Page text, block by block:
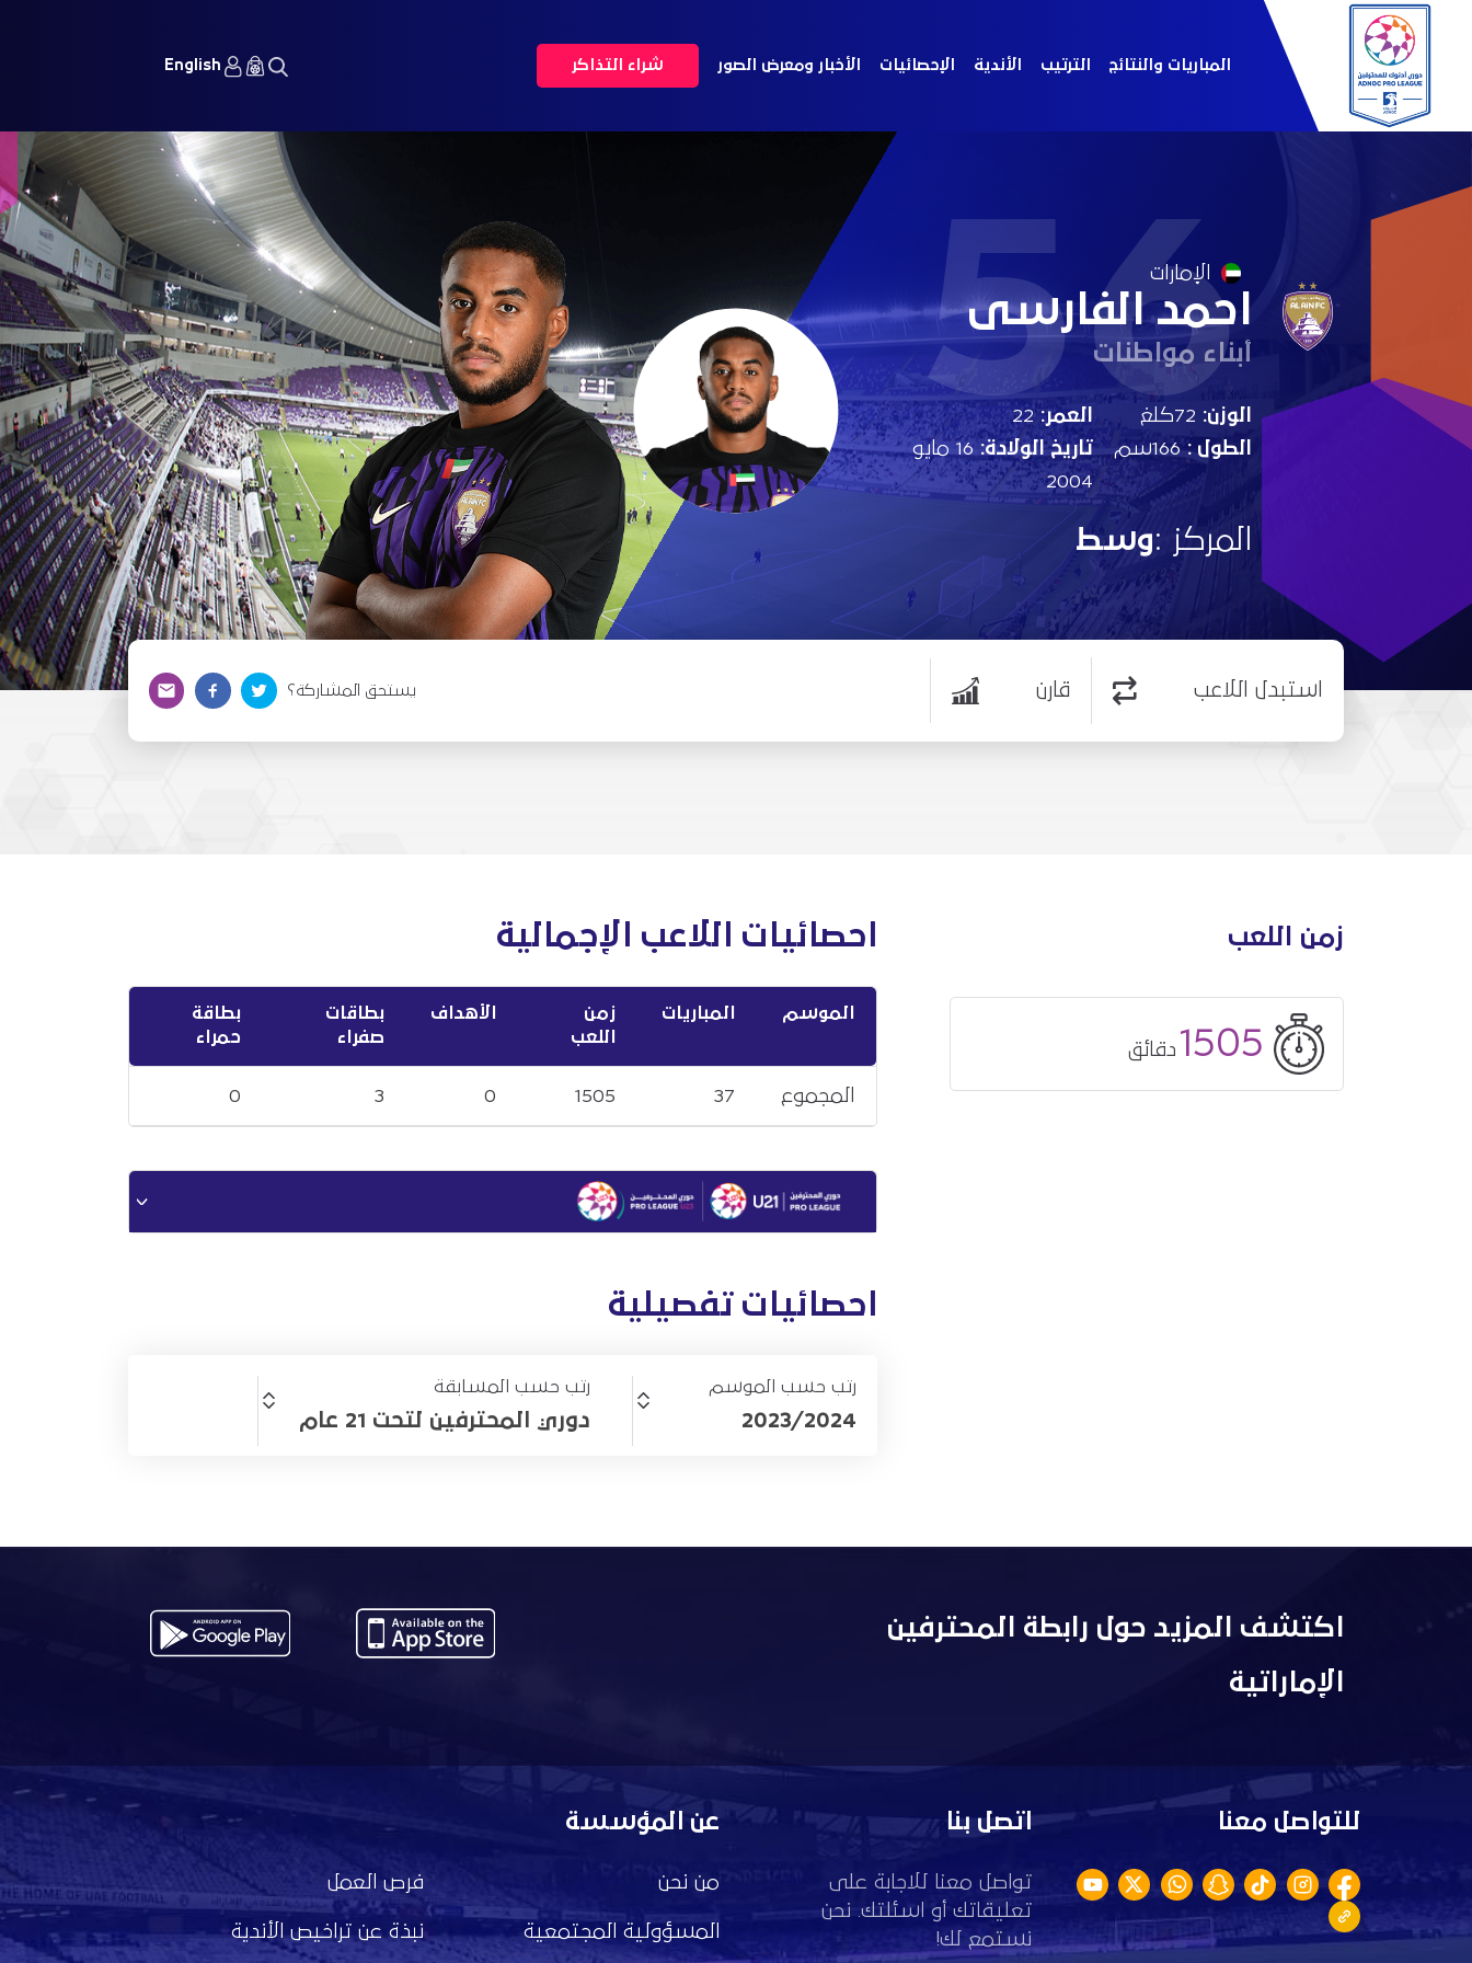
المباريات والنتائج الترتيب الأندية الإحصائيات الأخبار ومعرض الصور شراء التذاكر English
56
الإمارات
احمد الفارسى
أبناء مواطنات
الوزن:
الطول :166سم
العمر: 22
تاريخ الولادة:
16 مايو
2004
المركز :وسط
استبدل اللاعب قارن يستحق المشاركة؟
زمن اللعب
1505 دقائق
احصائيات اللاعب الإجمالية
الموسم المباريات
زمن
اللعب
الأهداف
بطاقات
صفراء
بطاقة
حمراء
المجموع 37
1505
0
3
0
احصائيات تفصيلية
رتب حسب الموسم
2023/2024
رتب حسب المسابقة
دوري المحترفين لتحت 21 عام
اكتشف المزيد حول رابطة المحترفين
الإماراتية
للتواصل معنا اتصل بنا
تواصل معنا للاجابة على
تعليقاتك أو اسئلتك. نحن
نستمع لك!
عن المؤسسة
من نحن فرص العمل
المسؤولية المجتمعية نبذة عن تراخيص الأندية